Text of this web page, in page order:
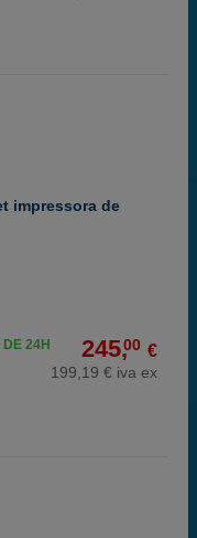
impressora de
245,00 €
199,19 € iva ex
24H